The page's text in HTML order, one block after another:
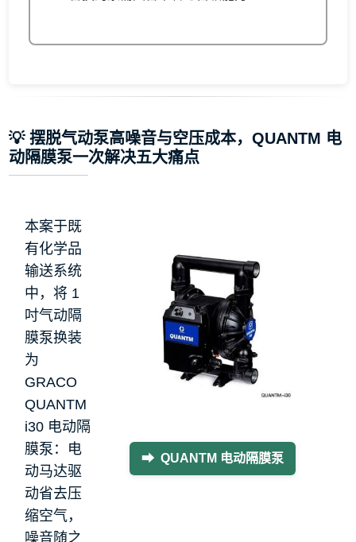
💡 摆脱气动泵高噪音与空压成本，QUANTM 电
动隔膜泵一次解决五大痛点
本案于既
有化学品
输送系统
中，将 1
吋气动隔
膜泵换装
为
GRACO
QUANTM
i30 电动隔
膜泵：电
动马达驱
动省去压
缩空气，
噪音随之
➡ QUANTM 电动隔膜泵